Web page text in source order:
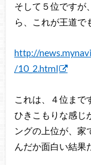
そして５位ですが
ら、これが王道で
http://
/10_2.html
これは、４位まで
ひきこもりな感じ
ングの上位が、家
んだか面白い結果